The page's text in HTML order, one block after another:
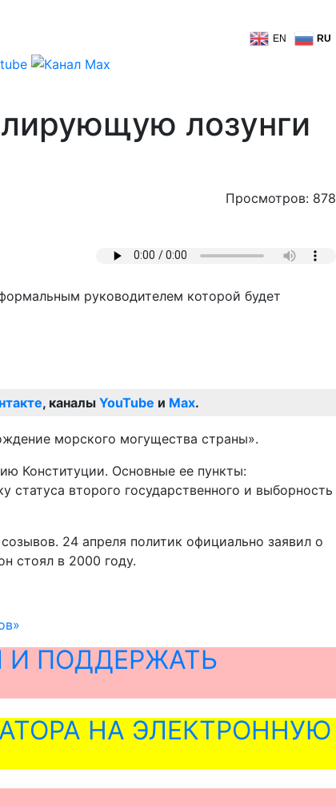
EN RU
лозунги
Просмотров: 878
руководителем которой будет
, каналы YouTube и Max.
морского могущества страны».
Конституции. Основные ее пункты:
статуса второго государственного и выборность
24 апреля политик официально заявил о
стоял в 2000 году.
И ПОДДЕРЖАТЬ
НА ЭЛЕКТРОННУЮ